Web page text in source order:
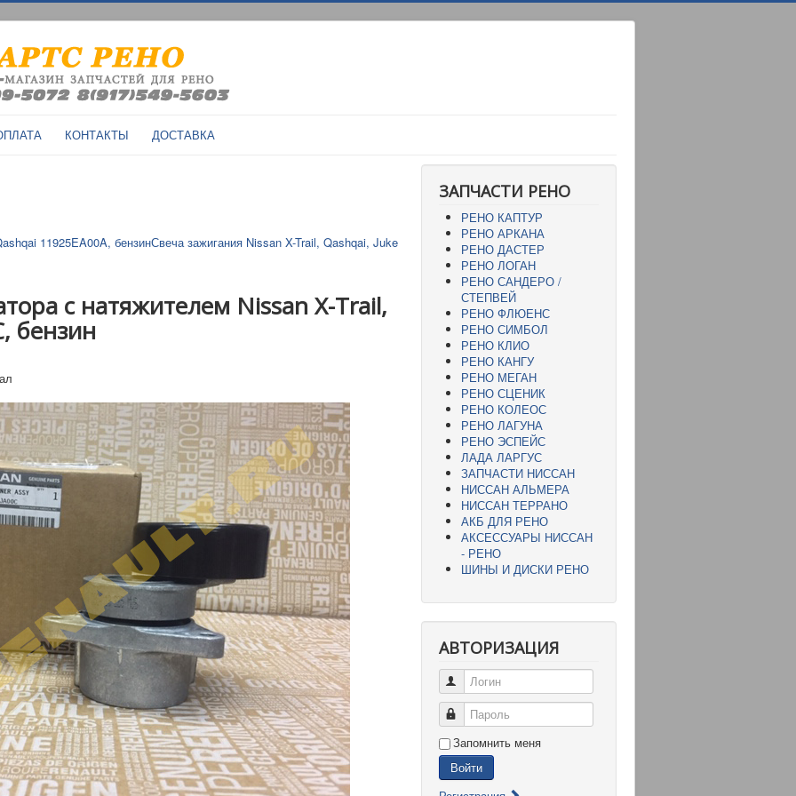
КОНТАКТЫ ДОСТАВКА
11925EA00A, бензинСвеча зажигания Nissan X-Trail, Qashqai, Juke
с натяжителем Nissan X-Trail,
бензин
ЗАПЧАСТИ РЕНО
РЕНО КАПТУР
РЕНО АРКАНА
РЕНО ДАСТЕР
РЕНО ЛОГАН
РЕНО САНДЕРО /
СТЕПВЕЙ
РЕНО ФЛЮЕНС
РЕНО СИМБОЛ
РЕНО КЛИО
РЕНО КАНГУ
РЕНО МЕГАН
РЕНО СЦЕНИК
РЕНО КОЛЕОС
РЕНО ЛАГУНА
РЕНО ЭСПЕЙС
ЛАДА ЛАРГУС
ЗАПЧАСТИ НИССАН
НИССАН АЛЬМЕРА
НИССАН ТЕРРАНО
АКБ ДЛЯ РЕНО
АКСЕССУАРЫ НИССАН
- РЕНО
ШИНЫ И ДИСКИ РЕНО
АВТОРИЗАЦИЯ
Логин
Пароль
Запомнить меня
Войти